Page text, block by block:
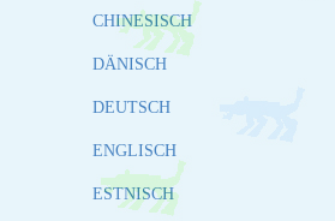
CHINESISCH
DÄNISCH
DEUTSCH
ENGLISCH
ESTNISCH